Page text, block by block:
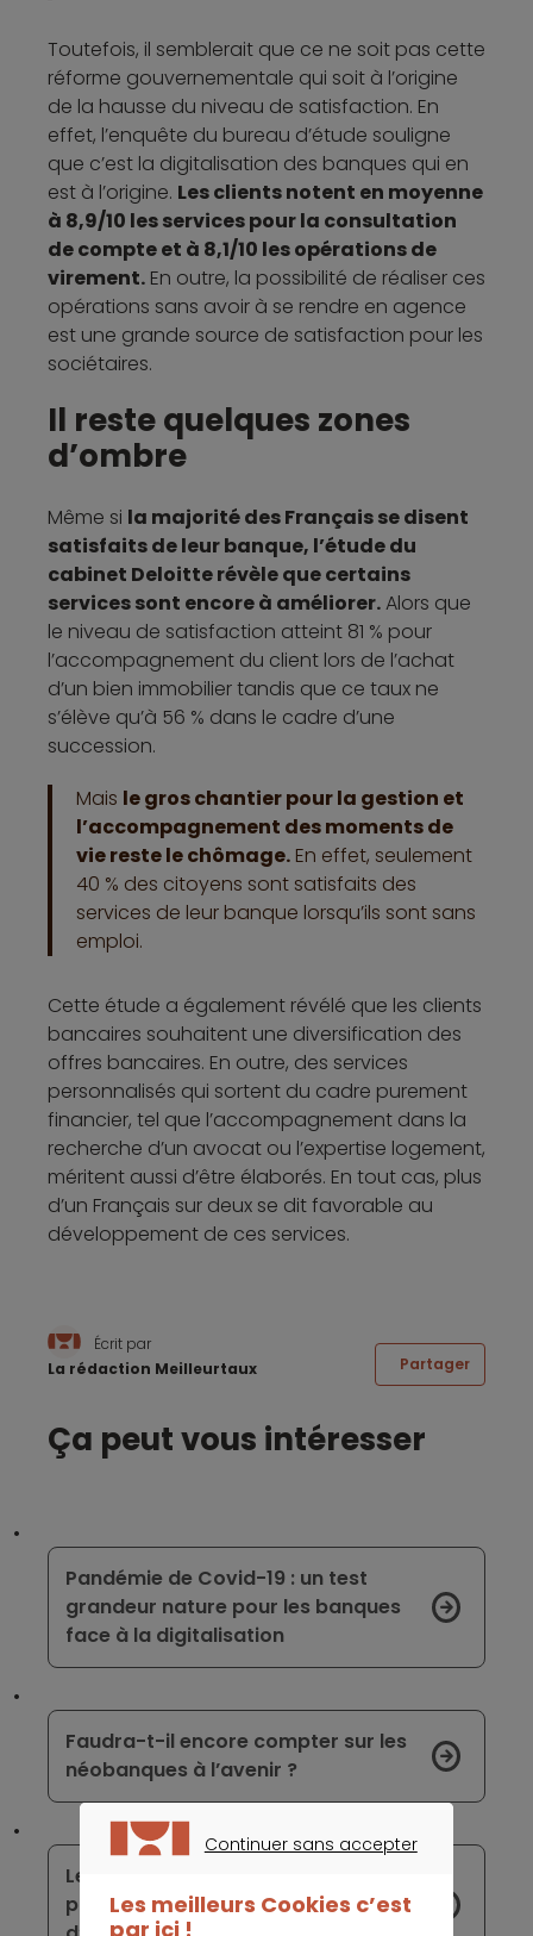
Toutefois, il semblerait que ce ne soit pas cette
réforme gouvernementale qui soit à l’origine
de la hausse du niveau de satisfaction. En
effet, l’enquête du bureau d’étude souligne
que c’est la digitalisation des banques qui en
est à l’origine. Les clients notent en moyenne
à 8,9/10 les services pour la consultation
de compte et à 8,1/10 les opérations de
virement. En outre, la possibilité de réaliser ces
opérations sans avoir à se rendre en agence
est une grande source de satisfaction pour les
sociétaires.
Il reste quelques zones
d’ombre
Même si la majorité des Français se disent
satisfaits de leur banque, l’étude du
cabinet Deloitte révèle que certains
services sont encore à améliorer.Alors que
le niveau de satisfaction atteint 81 % pour
l’accompagnement du client lors de l’achat
d’un bien immobilier tandis que ce taux ne
s’élève qu’à 56 % dans le cadre d’une
succession.
Mais le gros chantier pour la gestion et
l’accompagnement des moments de
vie reste le chômage. En effet, seulement
40 % des citoyens sont satisfaits des
services de leur banque lorsqu’ils sont sans
emploi.
Cette étude a également révélé que les clients
bancaires souhaitent une diversification des
offres bancaires. En outre, des services
personnalisés qui sortent du cadre purement
financier, tel que l’accompagnement dans la
recherche d’un avocat ou l’expertise logement,
méritent aussi d’être élaborés. En tout cas, plus
d’un Français sur deux se dit favorable au
développement de ces services.
Écrit par
La rédaction Meilleurtaux
Partager
Ça peut vous intéresser
Pandémie de Covid-19 : un test
grandeur nature pour les banques
face à la digitalisation
Faudra-t-il encore compter sur les
néobanques à l’avenir ?
Le groupe espagnol Santander
présente son plan de réduction
Continuer sans accepter
Les meilleurs Cookies c’est
par ici !